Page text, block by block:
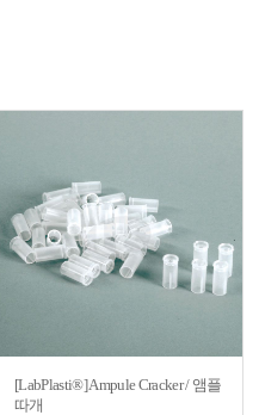
[LabPlasti®] Ampule Cracker / 앰플
따개